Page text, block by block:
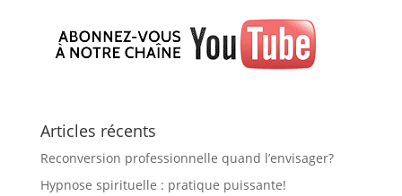
Articles récents
Reconversion professionnelle quand l’envisager?
Hypnose spirituelle : pratique puissante!